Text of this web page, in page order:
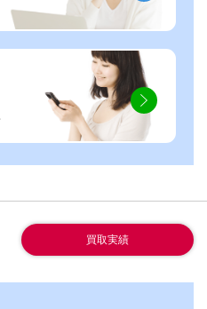
買取実績